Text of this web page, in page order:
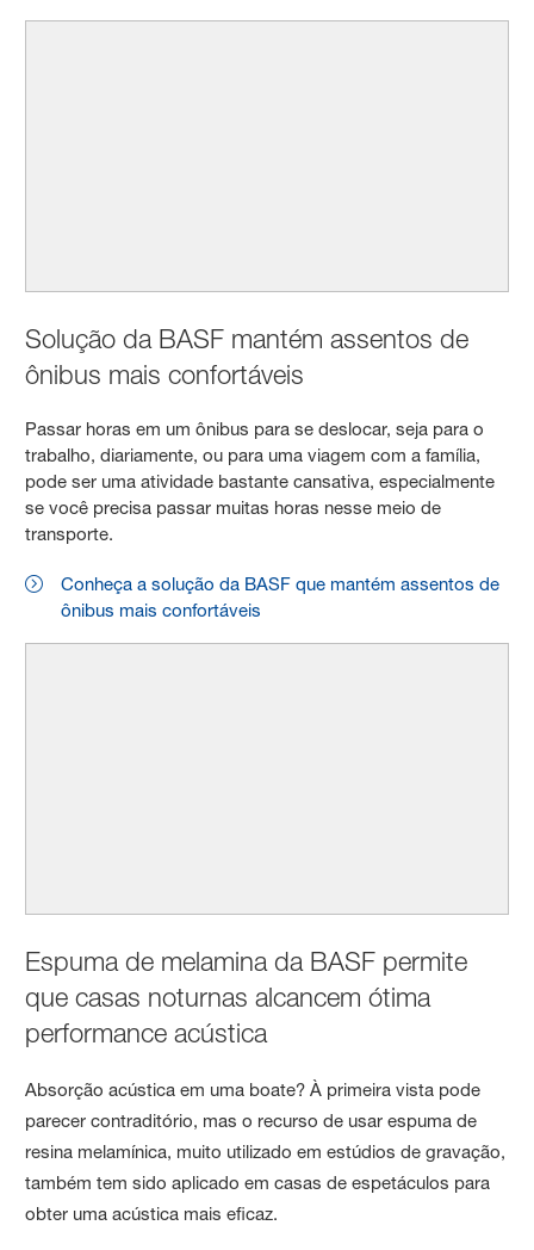
Solução da BASF mantém assentos de
ônibus mais confortáveis
Passar horas em um ônibus para se deslocar, seja para o
trabalho, diariamente, ou para uma viagem com a família,
pode ser uma atividade bastante cansativa, especialmente
se você precisa passar muitas horas nesse meio de
transporte.
Conheça a solução da BASF que mantém assentos de
ônibus mais confortáveis
Espuma de melamina da BASF permite
que casas noturnas alcancem ótima
performance acústica
Absorção acústica em uma boate? À primeira vista pode
parecer contraditório, mas o recurso de usar espuma de
resina melamínica, muito utilizado em estúdios de gravação,
também tem sido aplicado em casas de espetáculos para
obter uma acústica mais eficaz.